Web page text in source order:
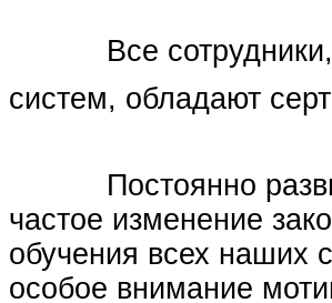
Все сотрудники,
систем, обладают
Постоянно
частое изменение
обучения всех наших
особое внимание